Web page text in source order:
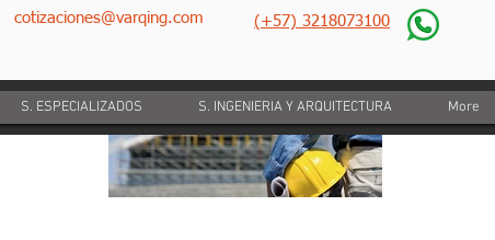
S. ESPECIALIZADOS S. INGENIERIA Y ARQUITECTURA More
cotizaciones@varqing.com (+57) 3218073100